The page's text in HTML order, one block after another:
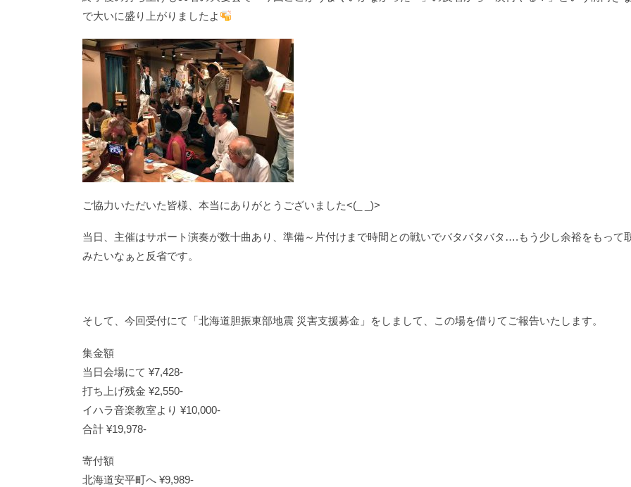
で大いに盛り上がりましたよ
ご協力いただいた皆様、本当にありがとうございました<(_ _)>
当日、主催はサポート演奏が数十曲あり、準備～片付けまで時間との戦いでバタバタバタ….もう少し余裕をもって
みたいなぁと反省です。
そして、今回受付にて「北海道胆振東部地震 災害支援募金」をしまして、この場を借りてご報告いたします。
集金額
当日会場にて ¥7,428-
打ち上げ残金 ¥2,550-
イハラ音楽教室より ¥10,000-
合計 ¥19,978-
寄付額
北海道安平町へ ¥9,989-